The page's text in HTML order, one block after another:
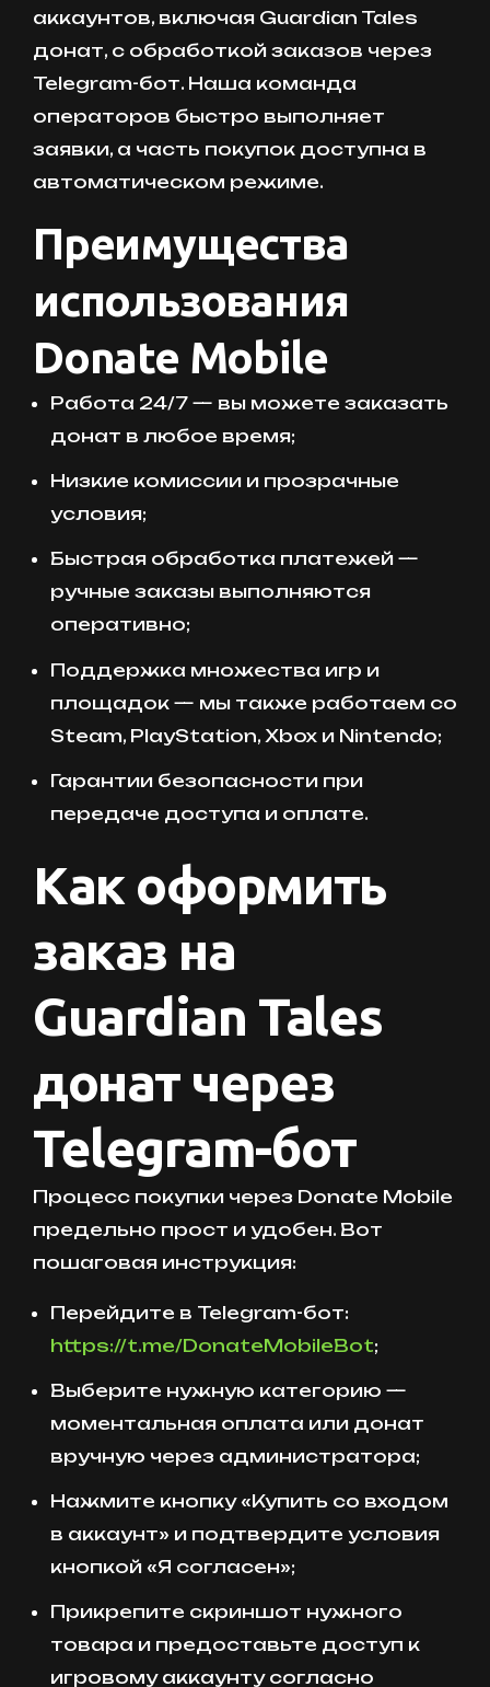
аккаунтов, включая Guardian Tales
донат, с обработкой заказов через
Telegram-бот. Наша команда
операторов быстро выполняет
заявки, а часть покупок доступна в
автоматическом режиме.
Преимущества
использования
Donate Mobile
Работа 24/7 — вы можете заказать
донат в любое время;
Низкие комиссии и прозрачные
условия;
Быстрая обработка платежей —
ручные заказы выполняются
оперативно;
Поддержка множества игр и
площадок — мы также работаем со
Steam, PlayStation, Xbox и Nintendo;
Гарантии безопасности при
передаче доступа и оплате.
Как оформить
заказ на
Guardian Tales
донат через
Telegram-бот
Процесс покупки через Donate Mobile
предельно прост и удобен. Вот
пошаговая инструкция:
Перейдите в Telegram-бот:
https://t.me/DonateMobileBot;
Выберите нужную категорию —
моментальная оплата или донат
вручную через администратора;
Нажмите кнопку «Купить со входом
в аккаунт» и подтвердите условия
кнопкой «Я согласен»;
Прикрепите скриншот нужного
товара и предоставьте доступ к
игровому аккаунту согласно